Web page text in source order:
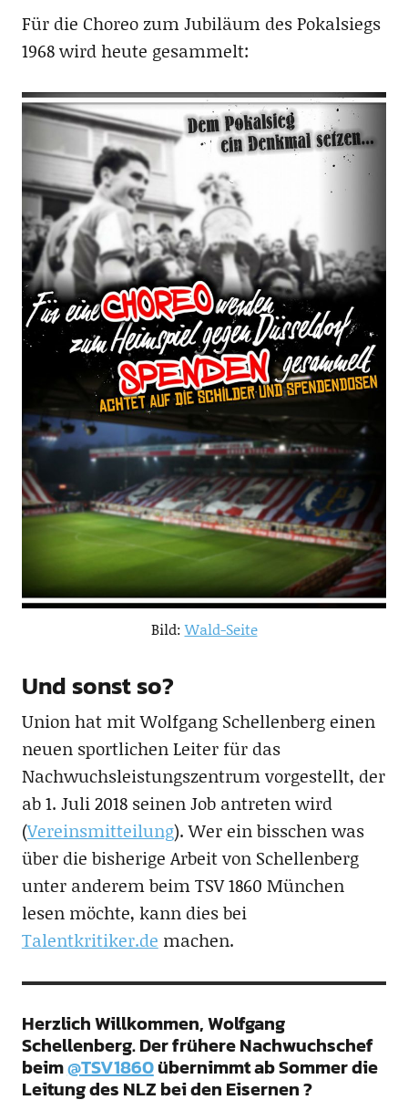
Für die Choreo zum Jubiläum des Pokalsiegs
1968 wird heute gesammelt:
Bild:Wald-Seite
Und sonst so?
Union hat mit Wolfgang Schellenberg einen
neuen sportlichen Leiter für das
Nachwuchsleistungszentrum vorgestellt, der
ab 1. Juli 2018 seinen Job antreten wird
(Vereinsmitteilung). Wer ein bisschen was
über die bisherige Arbeit von Schellenberg
unter anderem beim TSV 1860 München
lesen möchte, kann dies bei
Talentkritiker.de machen.
Herzlich Willkommen, Wolfgang
Schellenberg. Der frühere Nachwuchschef
beim@TSV1860übernimmt ab Sommer die
Leitung des NLZ bei den Eisernen ?